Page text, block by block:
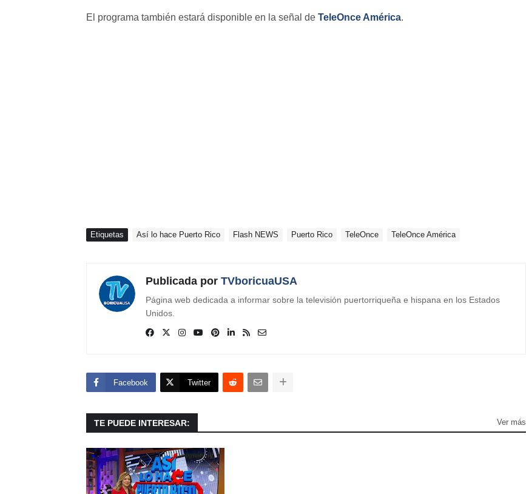
El programa también estará disponible en la señal de TeleOnce América.
Etiquetas Así lo hace Puerto Rico Flash NEWS Puerto Rico TeleOnce TeleOnce América
Publicada por TVboricuaUSA
Página web dedicada a informar sobre la televisión puertorriqueña e hispana en los Estados
Unidos.
Facebook Twitter
TE PUEDE INTERESAR: Ver más